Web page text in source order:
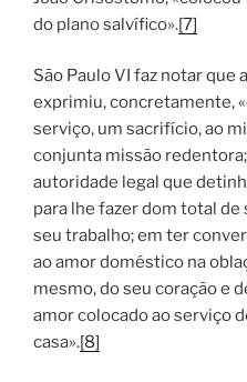
do plano salvífico».[7]
São Paulo VI faz notar que
exprimiu, concretamente,
serviço, um sacrifício, ao
conjunta missão
autoridade legal que
para lhe fazer dom total de
seu trabalho; em ter
ao amor doméstico na
mesmo, do seu coração e
amor colocado ao serviço
casa».[8]